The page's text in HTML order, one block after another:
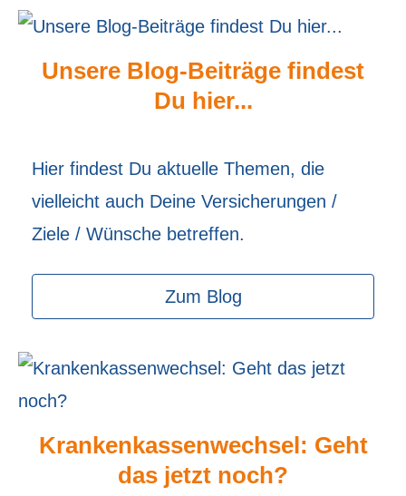
Unsere Blog-Beiträge findest
Du hier...
Hier findest Du aktuelle Themen, die
vielleicht auch Deine Versicherungen /
Ziele / Wünsche betreffen.
Zum Blog
Krankenkassenwechsel: Geht
das jetzt noch?